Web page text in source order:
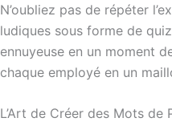
N’oubliez pas de répéter
ludiques sous forme de
ennuyeuse en un moment
chaque employé en un
L’Art de Créer des Mots de